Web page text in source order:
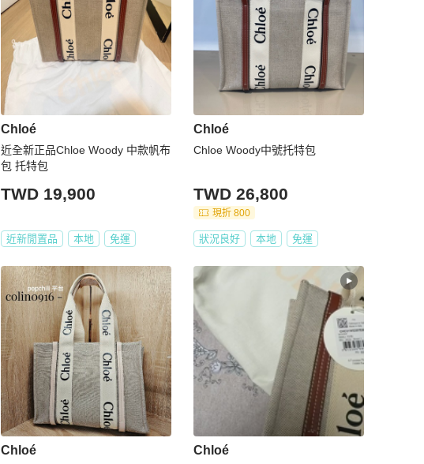
Chloé
近全新正品Chloe Woody 中款帆布
包 托特包
TWD 19,900
近新閒置品 本地 免運
Chloé
Chloe Woody中號托特包
TWD 26,800
現折 800
狀況良好 本地 免運
Chloé Chloé